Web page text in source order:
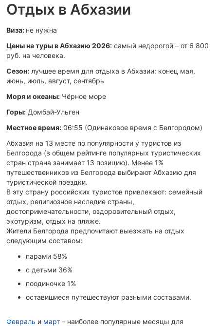
Отдых в Абхазии
Виза: не нужна
Цены на туры в Абхазию 2026: самый недорогой – от 6 800
руб. на человека.
Сезон: лучшее время для отдыха в Абхазии: конец мая,
июнь, июль, август, сентябрь
Моря и океаны: Чёрное море
Горы: Домбай-Ульген
Местное время: 06:55 (Одинаковое время c Белгородом)
Абхазия на 13 месте по популярности у туристов из
Белгорода (в общем рейтинге популярных туристических
стран страна занимает 13 позицию). Менее 1%
путешественников из Белгорода выбирают Абхазию для
туристической поездки.
В эту страну российских туристов привлекают: семейный
отдых, религиозное наследие страны,
достопримечательности, оздоровительный отдых,
экотуризм, отдых на пляже.
Жители Белгорода предпочитают выезжать на отдых
следующим составом:
парами 58%
с детьми 36%
поодиночке 1%
оставишиеся путешествуют разными составами.
Февраль и март – наиболее популярные месяцы для